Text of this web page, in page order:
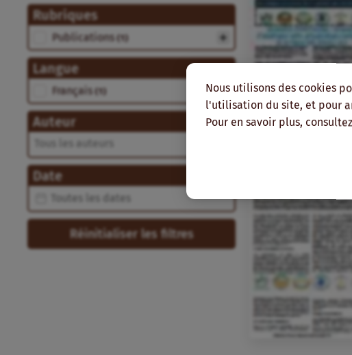
Nous utilisons des cookies
l'utilisation du site, et pour
Pour en savoir plus,
Rubriques
Rubriques
Publications
Langue
Langue
Français
Auteur
Auteur
Auteur
Date
Date
Date
Réinitialiser les filtres